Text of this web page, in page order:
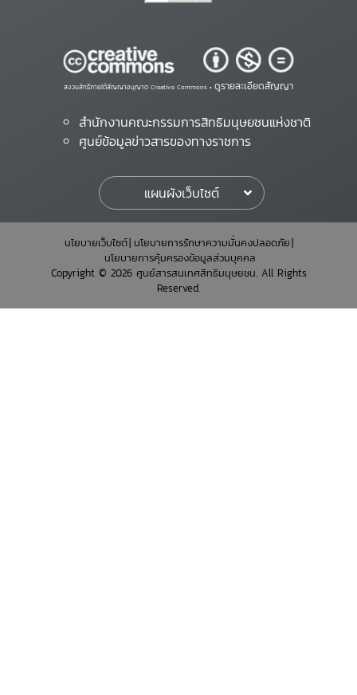
สงวนสิทธิ์ภายใต้สัญญาอนุญาต Creative Commons • ดูรายละเอียดสัญญา
สำนักงานคณะกรรมการสิทธิมนุษยชนแห่งชาติ
ศูนย์ข้อมูลข่าวสารของทางราชการ
แผนผังเว็บไซต์
นโยบายเว็บไซต์ นโยบายการรักษาความมั่นคงปลอดภัย
นโยบายการคุ้มครองข้อมูลส่วนบุคคล
Copyright © 2026 ศูนย์สารสนเทศสิทธิมนุษยชน. All Rights
Reserved.